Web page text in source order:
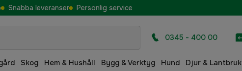
Snabba leveranser Personlig service
0345 - 400 00
Skog Hem & Hushåll Bygg & Verktyg Hund Djur & Lantbruk